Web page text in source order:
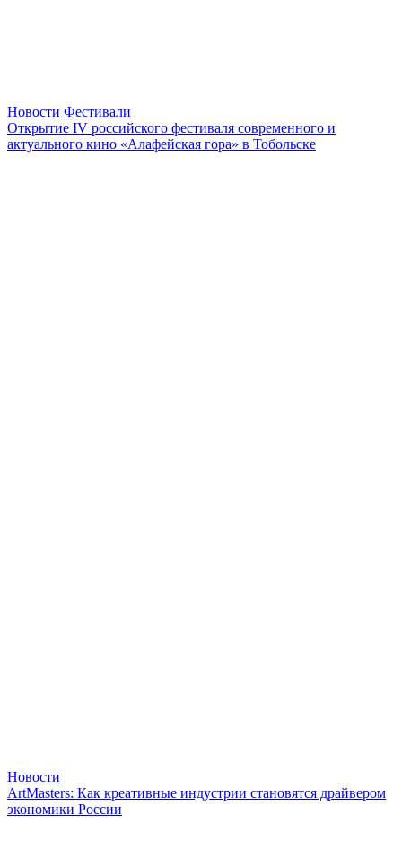
Новости Фестивали
Открытие IV российского фестиваля современного и
актуального кино «Алафейская гора» в Тобольске
Новости
ArtMasters: Как креативные индустрии становятся драйвером
экономики России